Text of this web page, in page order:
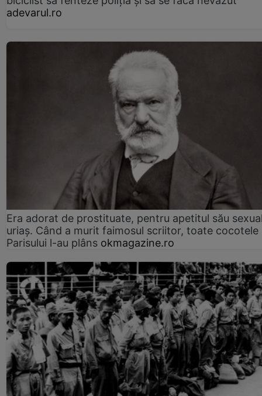
adevarul.ro
Era adorat de prostituate, pentru apetitul său
uriaș. Când a murit faimosul scriitor, toate cocotele
Parisului l-au plâns okmagazine.ro